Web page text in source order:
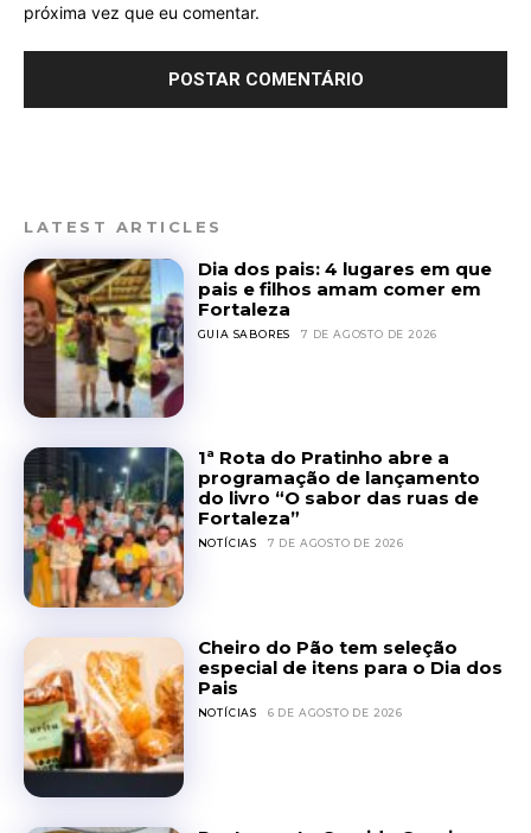
próxima vez que eu comentar.
LATEST ARTICLES
Dia dos pais: 4 lugares em que
pais e filhos amam comer em
Fortaleza
GUIA SABORES 7 DE AGOSTO DE 2026
1ª Rota do Pratinho abre a
programação de lançamento
do livro “O sabor das ruas de
Fortaleza”
NOTÍCIAS 7 DE AGOSTO DE 2026
Cheiro do Pão tem seleção
especial de itens para o Dia dos
Pais
NOTÍCIAS 6 DE AGOSTO DE 2026